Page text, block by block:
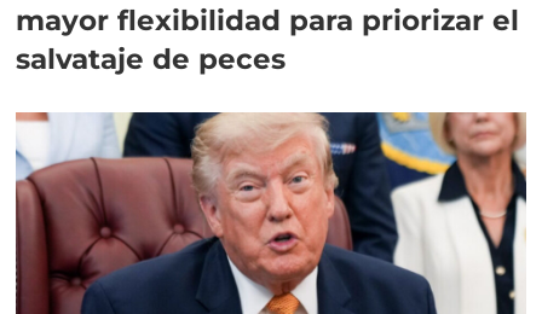
mayor flexibilidad para priorizar el
salvataje de peces